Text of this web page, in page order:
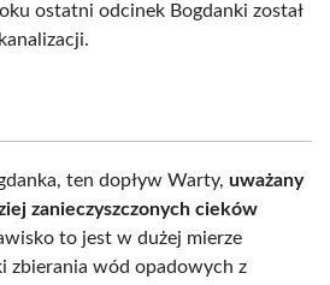
ostatni odcinek Bogdanki został
ten dopływ Warty, uważany
zanieczyszczonych cieków
to jest w dużej mierze
zbierania wód opadowych z